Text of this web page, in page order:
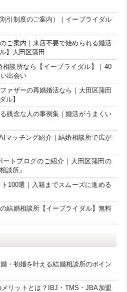
引制度のご案内）｜イーブライダル
ご案内｜来店不要で始められる婚活
】大田区蒲田
談所なら【イーブライダル】｜40
出会い
ァザーの再婚婚活なら｜大田区蒲田
ル】
残念な人の事例集｜婚活がうまくい
マッチング紹介｜結婚相談所で広が
ートブログのご紹介｜大田区蒲田の
談所』
100選｜入籍までスムーズに進める
結婚相談所【イーブライダル】無料
・初婚を叶える結婚相談所のポイン
リットとは？IBJ・TMS・JBA加盟